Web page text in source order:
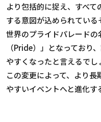
より包括的に捉え、すべ
する意図が込められている
世界のプライドパレード
（Pride）」となっており
やすくなったと言えるでし
この変更によって、より
やすいイベントへと進化す